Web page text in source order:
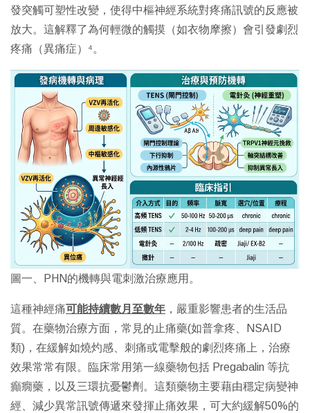
發突觸可塑性改變，使得中樞神經系統對疼痛訊號的反應被
放大。這解釋了為何輕微的觸摸（如衣物摩擦）會引發劇烈
疼痛（異痛症）⁴。
圖一、PHN的機轉與電刺激治療應用。
這種神經痛可能持續數月至數年 ，嚴重影響患者的生活品
質。在藥物治療方面，常見的止痛藥(如普拿疼、NSAID
類)，在緩解如燒灼感、刺痛或電擊般的劇烈疼痛上，治療
效果常常有限。臨床常用第一線藥物包括 Pregabalin 等抗
癲癇藥，以及三環抗憂鬱劑。這類藥物主要藉由穩定病變神
經、減少異常訊號傳遞來發揮止痛效果，可大約緩解50%的